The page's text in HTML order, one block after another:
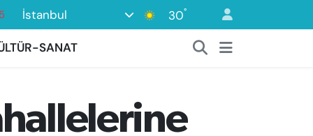
İstanbul 30°
SANAT